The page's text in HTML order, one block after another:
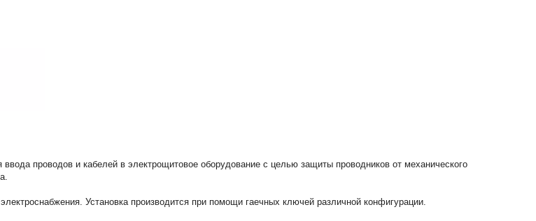
проводов и кабелей в электрощитовое оборудование с целью защиты проводников от механического
Установка производится при помощи гаечных ключей различной конфигурации.